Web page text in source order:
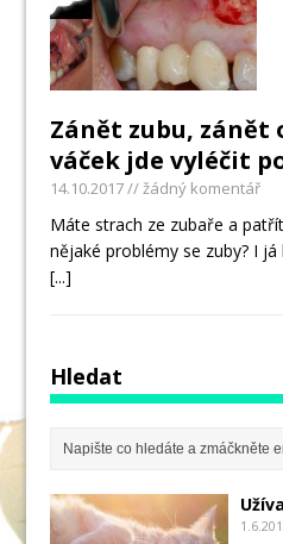
Zánět zubu, zánět
váček jde vyléčit
14.10.2017// žádný komentář
Máte strach ze zubaře a
nějaké problémy se zuby? I
[...]
Hledat